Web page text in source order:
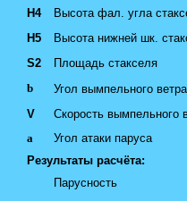
H4 Высота фал. угла
H5
Высота нижней шк.
S2
Площадь стакселя
b Угол вымпельного ветра
V
Скорость вымпельного
a
Угол атаки паруса
Результаты расчёта:
Парусность